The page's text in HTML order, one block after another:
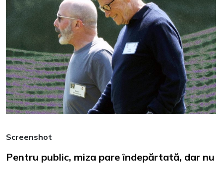
Screenshot
Pentru public, miza pare îndepărtată, dar nu